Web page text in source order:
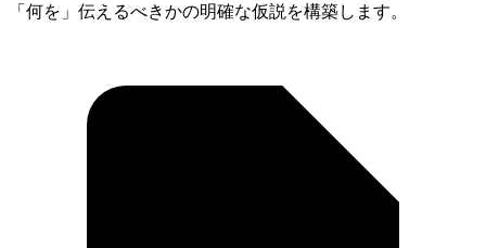
「何を」伝えるべきかの明確な仮説を構築します。